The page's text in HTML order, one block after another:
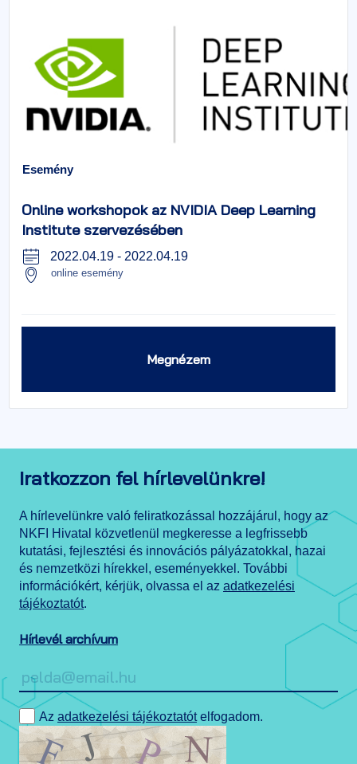
Esemény
Online workshopok az NVIDIA Deep Learning
Institute szervezésében
2022.04.19 - 2022.04.19
online esemény
Megnézem
Iratkozzon fel hírlevelünkre!
A hírlevelünkre való feliratkozással hozzájárul, hogy az
NKFI Hivatal közvetlenül megkeresse a legfrissebb
kutatási, fejlesztési és innovációs pályázatokkal, hazai
és nemzetközi hírekkel, eseményekkel. További
információkért, kérjük, olvassa el az adatkezelési
tájékoztatót.
Hírlevél archívum
Az adatkezelési tájékoztatótelfogadom.